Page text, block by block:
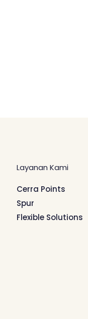
Layanan Kami
Cerra Points
Spur
Flexible Solutions